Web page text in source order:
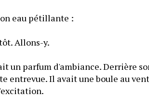
eau pétillante :
Allons-y.
un parfum d'ambiance. Derrière
entrevue. Il avait une boule au